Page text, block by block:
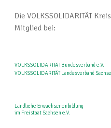
Die VOLKSSOLIDARITÄT
Mitglied bei:
VOLKSSOLIDARITÄT Bundesverband e.V.
VOLKSSOLIDARITÄT Landesverband
Ländliche Erwachsenenbildung
im Freistaat Sachsen e.V.